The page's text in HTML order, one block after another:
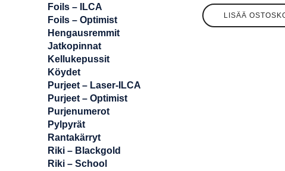
Foils – ILCA
Foils – Optimist
Hengausremmit
Jatkopinnat
Kellukepussit
Köydet
Purjeet – Laser-ILCA
Purjeet – Optimist
Purjenumerot
Pylpyrät
Rantakärryt
Riki – Blackgold
Riki – School
LISÄÄ